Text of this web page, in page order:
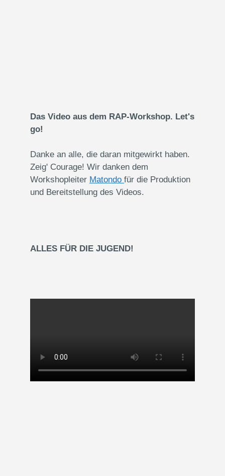
Das Video aus dem RAP-Workshop. Let's
go!
Danke an alle, die daran mitgewirkt haben.
Zeig' Courage! Wir danken dem
Workshopleiter Matondo für die Produktion
und Bereitstellung des Videos.
ALLES FÜR DIE JUGEND!